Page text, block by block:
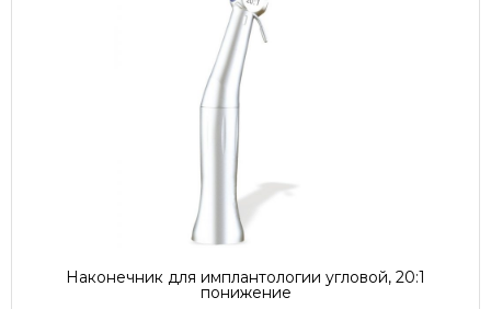
Наконечник для имплантологии угловой, 20:1
понижение